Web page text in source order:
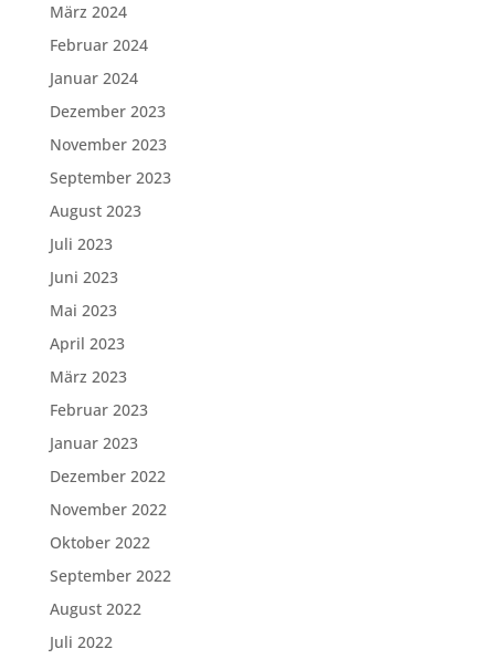
März 2024
Februar 2024
Januar 2024
Dezember 2023
November 2023
September 2023
August 2023
Juli 2023
Juni 2023
Mai 2023
April 2023
März 2023
Februar 2023
Januar 2023
Dezember 2022
November 2022
Oktober 2022
September 2022
August 2022
Juli 2022